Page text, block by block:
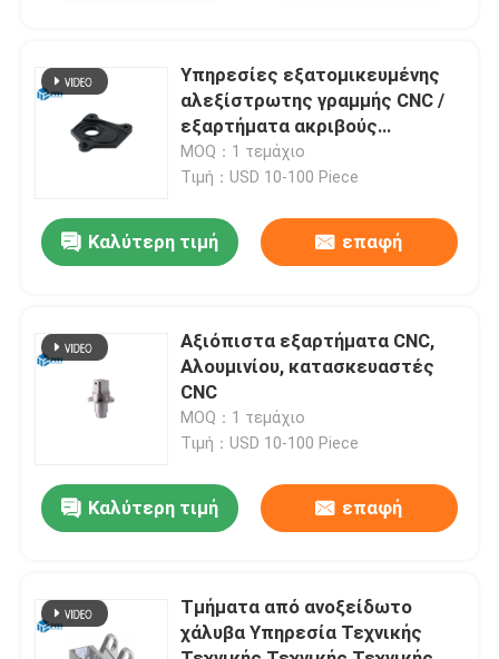
Υπηρεσίες
VR παρουσιάστε
Περίπου εμείς
Ποιοτικός έλεγχος
Μας ελάτε σε επαφή με
Ειδήσεις
Ζητήστε ένα απόσπασμα
Υπηρεσίες εξατομικευμένης
αλεξίστρωτης γραμμής CNC /
εξαρτήματα ακριβούς
αλεξίστρωτης γραμμής CNC
για μέρη από ανοξείδωτο
MOQ：1 τεμάχιο
Τιμή：USD 10-100 Piece
Καλύτερη τιμή επαφή
Αξιόπιστα εξαρτήματα CNC,
Αλουμινίου, κατασκευαστές
CNC
MOQ：1 τεμάχιο
Τιμή：USD 10-100 Piece
Καλύτερη τιμή επαφή
Τμήματα από ανοξείδωτο
χάλυβα Υπηρεσία Τεχνικής